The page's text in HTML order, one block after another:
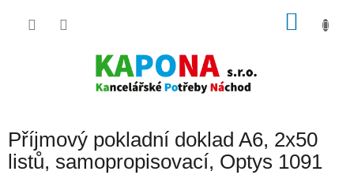
Příjmový pokladní doklad A6, 2x50
listů, samopropisovací, Optys 1091